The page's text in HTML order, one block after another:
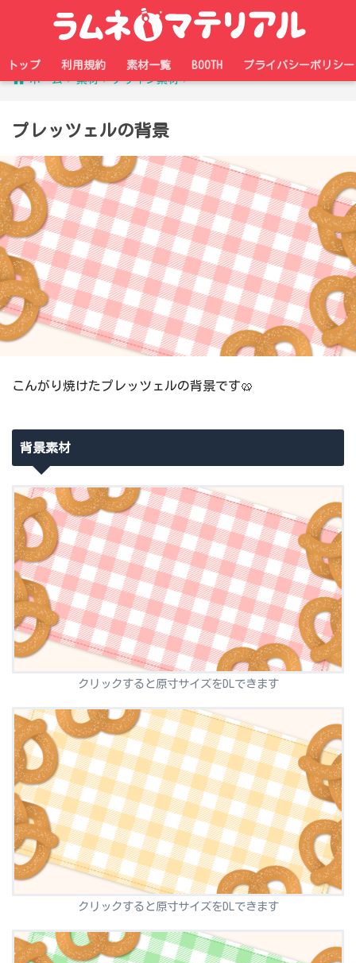
トップ 利用規約 素材一覧 BOOTH
プライバシーポリシー
ホーム
素材 デザイン素材
プレッツェルの背景
こんがり焼けたプレッツェルの背景です🥨
背景素材
クリックすると原寸サイズをDLできます
クリックすると原寸サイズをDLできます